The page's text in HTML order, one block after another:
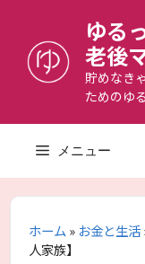
へ
ゆる
老後
貯めなき
ためのゆ
メニュー
ホーム» お金と生活
人家族】